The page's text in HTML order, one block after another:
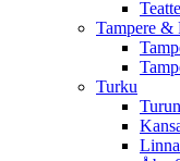
Tampere &
Turku